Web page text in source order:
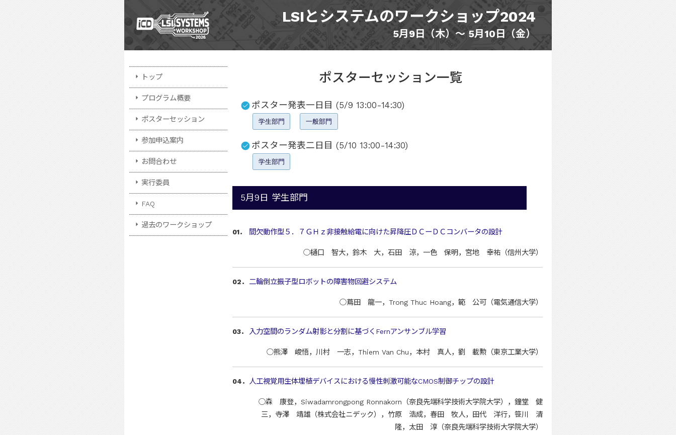
LSIとシステムのワークショップ2024
5月9日（木）〜 5月10日（金）
arrow_right トップ
arrow_right プログラム概要
arrow_right ポスターセッション
arrow_right 参加申込案内
arrow_right お問合わせ
arrow_right 実行委員
arrow_right FAQ
arrow_right 過去のワークショップ
ポスターセッション一覧
ポスター発表一日目 (5/9 13:00-14:30)
学生部門 一般部門
ポスター発表二日目 (5/10 13:00-14:30)
学生部門
5月9日 学生部門
01． 間欠動作型５．７ＧＨｚ非接触給電に向けた昇降圧ＤＣーＤＣコンバータの設計
○樋口 智大，鈴木 大，石田 涼，一色 保明，宮地 幸祐（信州大学）
02． 二輪倒立振子型ロボットの障害物回避システム
○蔦田 龍一，Trong Thuc Hoang，範 公可（電気通信大学）
03． 入力空間のランダム射影と分割に基づくFernアンサンブル学習
○熊澤 峻悟，川村 一志，Thiem Van Chu，本村 真人，劉 載勲（東京工業大学）
04． 人工視覚用生体埋植デバイスにおける慢性刺激可能なCMOS制御チップの設計
○森 康登，Siwadamrongpong Ronnakorn（奈良先端科学技術大学院大学），鐘堂 健
三，寺澤 靖雄（株式会社ニデック），竹原 浩成，春田 牧人，田代 洋行，笹川 清
隆，太田 淳（奈良先端科学技術大学院大学）